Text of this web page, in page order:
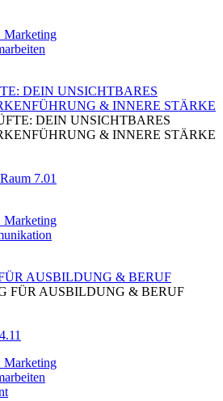
Marketing
DEIN UNSICHTBARES
& INNERE STÄRKE
7.01
Marketing
AUSBILDUNG & BERUF
Marketing